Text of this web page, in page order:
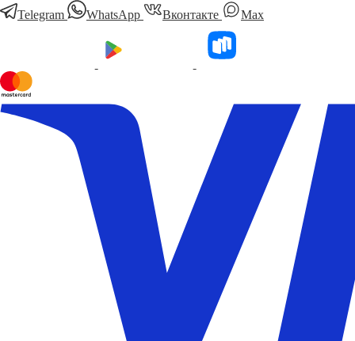
Telegram
WhatsApp Вконтакте Мах